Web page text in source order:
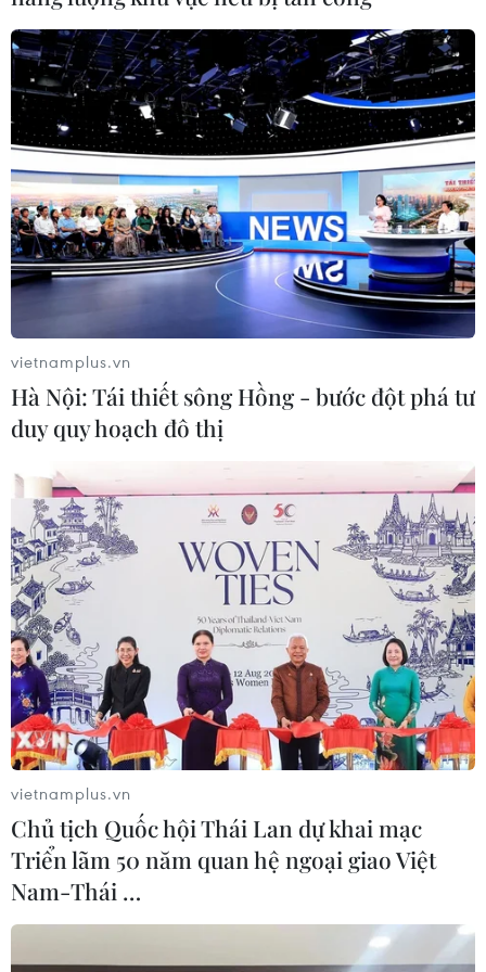
Donald Trump đã từng áp dụng "Điều khoản
301" để áp thuế đối với lượng hàng hóa trị giá
hàng trăm tỷ USD nhập khẩu từ Trung Quốc
trong năm 2018 và 2019./.
(TTXVN/Vietnam+)
#Phòng Thương mại Mỹ
#Chính sách thuế quan
#Đàm phán thương mại
#Nhập khẩu hàng hóa
Mỹ
Trung Quốc
Theo dõi VietnamPlus
TIN LIÊN QUAN
vietnamplus.vn
Hà Nội: Tái thiết sông Hồng - bước đột phá tư
duy quy hoạch đô thị
vietnamplus.vn
Chủ tịch Quốc hội Thái Lan dự khai mạc
Triển lãm 50 năm quan hệ ngoại giao Việt
Nam-Thái …